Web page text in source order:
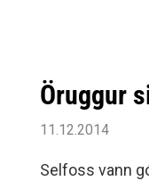
Öruggur
11.12.2014
Selfoss vann